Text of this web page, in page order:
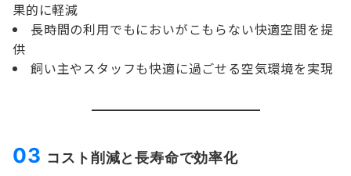
果的に軽減
長時間の利用でもにおいがこもらない快適空間を提
供
飼い主やスタッフも快適に過ごせる空気環境を実現
03 コスト削減と長寿命で効率化